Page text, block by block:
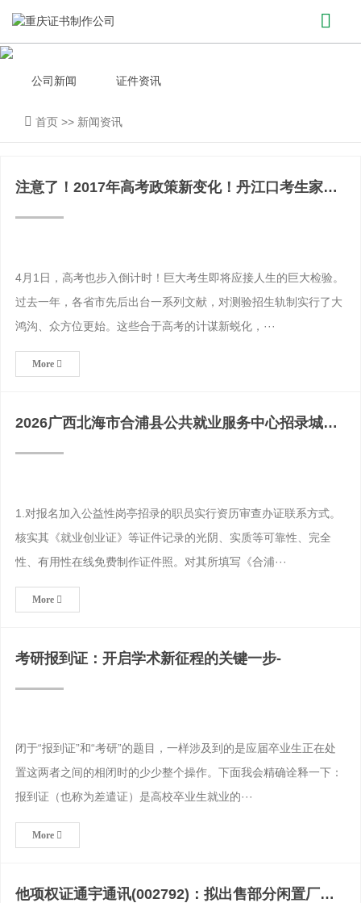
公司新闻 证件资讯
首页 >> 新闻资讯
注意了！2017年高考政策新变化！​丹江口考生家长
必看！独生
4月1日，高考也步入倒计时！巨大考生即将应接人生的巨大检验。
过去一年，各省市先后出台一系列文献，对测验招生轨制实行了大
鸿沟、众方位更始。这些合于高考的计谋新蜕化，···
More
2026广西北海市合浦县公共就业服务中心招录城办
证联系方式镇
1.对报名加入公益性岗亭招录的职员实行资历审查办证联系方式。
核实其《就业创业证》等证件记录的光阴、实质等可靠性、完全
性、有用性在线免费制作证件照。对其所填写《合浦···
More
考研报到证：开启学术新征程的关键一步-
闭于“报到证”和“考研”的题目，一样涉及到的是应届卒业生正在处
置这两者之间的相闭时的少少整个操作。下面我会精确诠释一下：
报到证（也称为差遣证）是高校卒业生就业的···
More
他项权证通宇通讯(002792)：拟出售部分闲置厂房